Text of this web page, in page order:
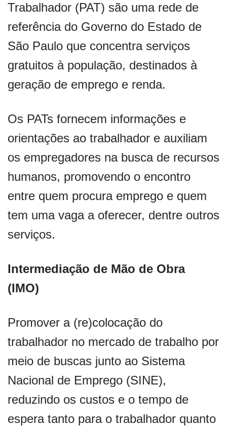
Trabalhador (PAT) são uma rede de
referência do Governo do Estado de
São Paulo que concentra serviços
gratuitos à população, destinados à
geração de emprego e renda.
Os PATs fornecem informações e
orientações ao trabalhador e auxiliam
os empregadores na busca de recursos
humanos, promovendo o encontro
entre quem procura emprego e quem
tem uma vaga a oferecer, dentre outros
serviços.
Intermediação de Mão de Obra
(IMO)
Promover a (re)colocação do
trabalhador no mercado de trabalho por
meio de buscas junto ao Sistema
Nacional de Emprego (SINE),
reduzindo os custos e o tempo de
espera tanto para o trabalhador quanto